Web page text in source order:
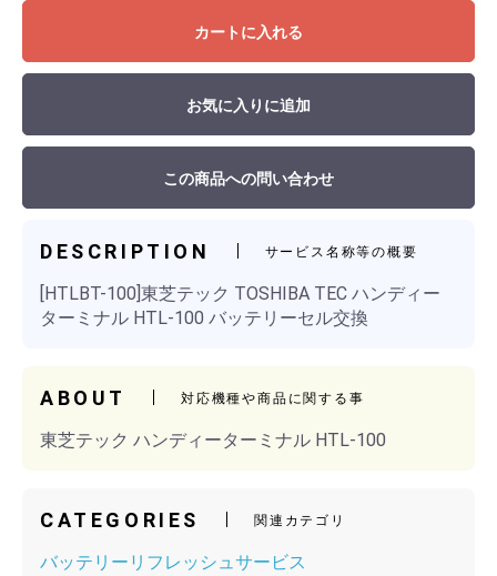
カートに入れる
お気に入りに追加
この商品への問い合わせ
DESCRIPTION サービス名称等の概要
[HTLBT-100]東芝テック TOSHIBA TEC ハンディー
ターミナル HTL-100 バッテリーセル交換
ABOUT 対応機種や商品に関する事
東芝テック ハンディーターミナル HTL-100
CATEGORIES 関連カテゴリ
バッテリーリフレッシュサービス